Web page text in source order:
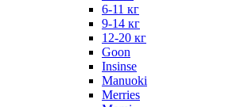
6-11 кг
9-14 кг
12-20 кг
Goon
Insinse
Manuoki
Merries